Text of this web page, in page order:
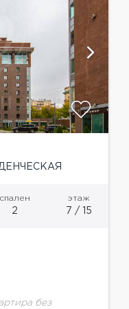
спален
2
этаж
7 / 15
без